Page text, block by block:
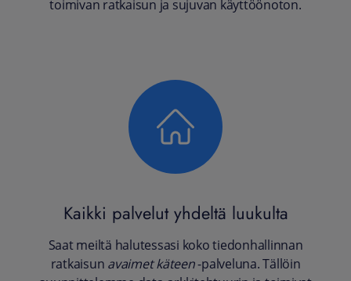
toimivan ratkaisun ja sujuvan käyttöönoton.
Kaikki palvelut yhdeltä luukulta
Saat meiltä halutessasi koko tiedonhallinnan
ratkaisun avaimet käteen-palveluna. Tällöin